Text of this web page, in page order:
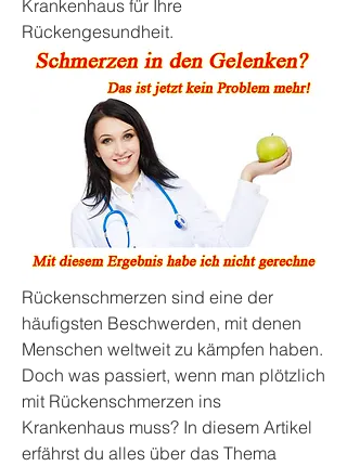
Krankenhaus für Ihre
Rückengesundheit.
Rückenschmerzen sind eine der
häufigsten Beschwerden, mit denen
Menschen weltweit zu kämpfen haben.
Doch was passiert, wenn man plötzlich
mit Rückenschmerzen ins
Krankenhaus muss? In diesem Artikel
erfährst du alles über das Thema